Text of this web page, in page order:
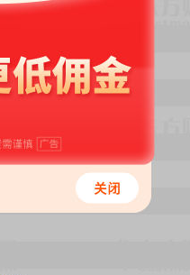
专项报告
2026年度行动方案
证报告